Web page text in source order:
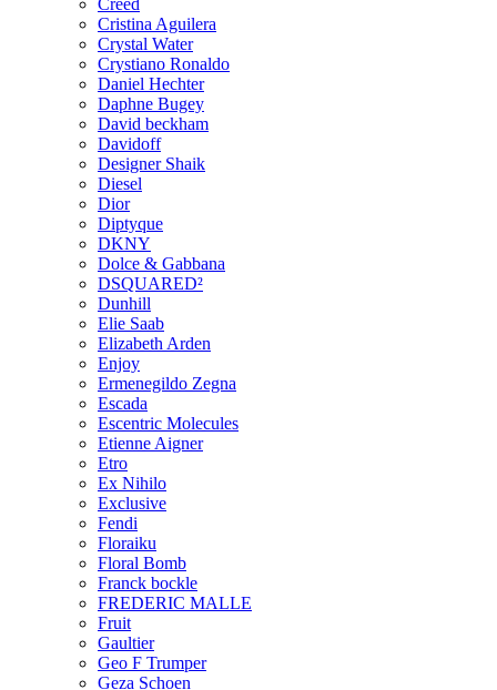
Creed
Cristina Aguilera
Crystal Water
Crystiano Ronaldo
Daniel Hechter
Daphne Bugey
David beckham
Davidoff
Designer Shaik
Diesel
Dior
Diptyque
DKNY
Dolce & Gabbana
DSQUARED²
Dunhill
Elie Saab
Elizabeth Arden
Enjoy
Ermenegildo Zegna
Escada
Escentric Molecules
Etienne Aigner
Etro
Ex Nihilo
Exclusive
Fendi
Floraiku
Floral Bomb
Franck bockle
FREDERIC MALLE
Fruit
Gaultier
Geo F Trumper
Geza Schoen